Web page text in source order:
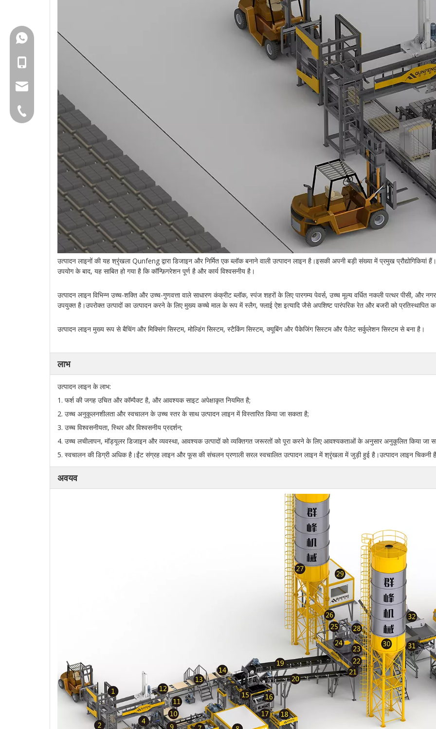
उत्पादन लाइनों की यह श्रृंखला Qunfeng द्वारा डिजाइन और निर्मित एक ब्लॉक बनाने वाली उत्पादन लाइन है।इसकी अपनी बड़ी संख्या में प्रमुख
उपयोग के बाद, यह साबित हो गया है कि कॉन्फ़िगरेशन पूर्ण है और कार्य विश्वसनीय है।
उत्पादन लाइन विभिन्न उच्च-शक्ति और उच्च-गुणवत्ता वाले साधारण कंक्रीट ब्लॉक, स्पंज शहरों के लिए पारगम्य पेवर्स, उच्च मूल्य वर्धित नकली पत्थर पीसी, और
उपयुक्त है।उपरोक्त उत्पादों का उत्पादन करने के लिए मुख्य कच्चे माल के रूप में स्लैग, फ्लाई ऐश इत्यादि जैसे अपशिष्ट पारंपरिक रेत और बजरी को प्रतिस्थापित
उत्पादन लाइन मुख्य रूप से बैचिंग और मिक्सिंग सिस्टम, मोल्डिंग सिस्टम, स्टैकिंग सिस्टम, क्यूबिंग और पैकेजिंग सिस्टम और पैलेट सर्कुलेशन सिस्टम से बना है।
लाभ
उत्पादन लाइन के लाभ:
1. फर्श की जगह उचित और कॉम्पैक्ट है, और आवश्यक साइट अपेक्षाकृत नियमित है;
2. उच्च अनुकूलनशीलता और स्वचालन के उच्च स्तर के साथ उत्पादन लाइन में विस्तारित किया जा सकता है;
3. उच्च विश्वसनीयता, स्थिर और विश्वसनीय प्रदर्शन;
4. उच्च लचीलापन, मॉड्यूलर डिजाइन और व्यवस्था, आवश्यक उत्पादों को व्यक्तिगत जरूरतों को पूरा करने के लिए आवश्यकताओं के अनुसार अनुकूलित किया जा
5. स्वचालन की डिग्री अधिक है।ईंट संग्रह लाइन और फूस की संचलन प्रणाली सरल स्वचालित उत्पादन लाइन में श्रृंखला में जुड़ी हुई है।उत्पादन लाइन
अवयव
+86-18150503129
+86-18150503129
+86-595 22356782